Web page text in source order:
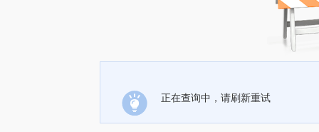
正在查询中，请刷新重试